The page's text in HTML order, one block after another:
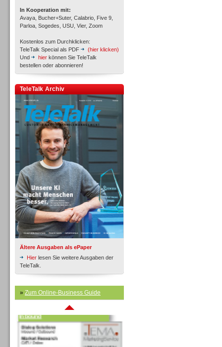
In Kooperation mit:
Avaya, Bucher+Suter, Calabrio, Five 9,
Parloa, Sogedes, USU, Vier, Zoom
Kostenlos zum Durchklicken:
TeleTalk Special als PDF
(hier klicken)
Und
hier können Sie TeleTalk
bestellen oder abonnieren!
TeleTalk Archiv
Ältere Ausgaben als ePaper
Hier lesen Sie weitere Ausgaben der
TeleTalk.
» Zum Online-Business Guide
Inbound
Inbound
Inbound